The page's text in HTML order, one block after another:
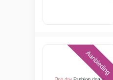
Aanbieding